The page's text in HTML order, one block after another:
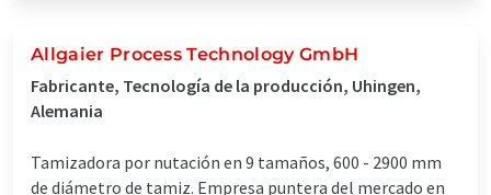
Allgaier Process Technology GmbH
Fabricante, Tecnología de la producción, Uhingen,
Alemania
Tamizadora por nutación en 9 tamaños, 600 - 2900 mm
de diámetro de tamiz. Empresa puntera del mercado en